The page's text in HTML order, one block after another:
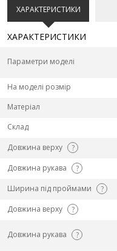
ХАРАКТЕРИСТИКИ
ХАРАКТЕРИСТИКИ
Параметри моделі
На моделі розмір
Матеріал
Склад
Довжина верху
?
Довжина рукава
?
Ширина під проймами
?
Довжина верху
?
Довжина рукава ?